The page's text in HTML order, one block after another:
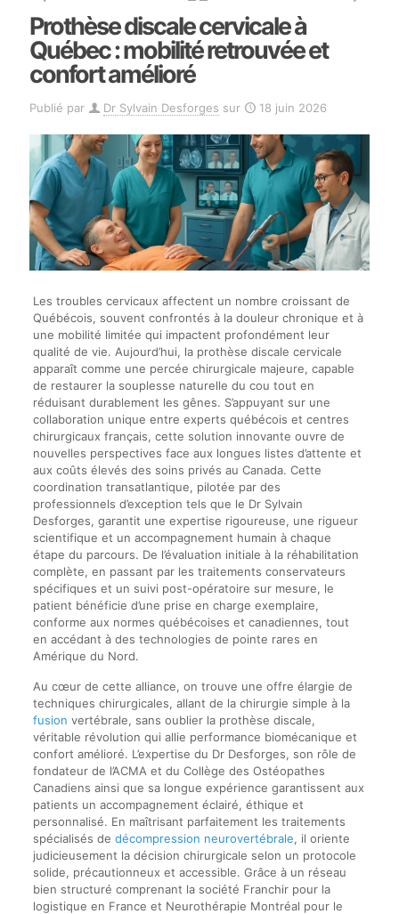
Prothèse discale cervicale à
Québec : mobilité retrouvée et
confort amélioré
Publié par Dr Sylvain Desforges sur 18 juin 2026
Les troubles cervicaux affectent un nombre croissant de
Québécois, souvent confrontés à la douleur chronique et à
une mobilité limitée qui impactent profondément leur
qualité de vie. Aujourd’hui, la prothèse discale cervicale
apparaît comme une percée chirurgicale majeure, capable
de restaurer la souplesse naturelle du cou tout en
réduisant durablement les gênes. S’appuyant sur une
collaboration unique entre experts québécois et centres
chirurgicaux français, cette solution innovante ouvre de
nouvelles perspectives face aux longues listes d’attente et
aux coûts élevés des soins privés au Canada. Cette
coordination transatlantique, pilotée par des
professionnels d’exception tels que le Dr Sylvain
Desforges, garantit une expertise rigoureuse, une rigueur
scientifique et un accompagnement humain à chaque
étape du parcours. De l’évaluation initiale à la réhabilitation
complète, en passant par les traitements conservateurs
spécifiques et un suivi post-opératoire sur mesure, le
patient bénéficie d’une prise en charge exemplaire,
conforme aux normes québécoises et canadiennes, tout
en accédant à des technologies de pointe rares en
Amérique du Nord.
Au cœur de cette alliance, on trouve une offre élargie de
techniques chirurgicales, allant de la chirurgie simple à la
fusion vertébrale, sans oublier la prothèse discale,
véritable révolution qui allie performance biomécanique et
confort amélioré. L’expertise du Dr Desforges, son rôle de
fondateur de l’ACMA et du Collège des Ostéopathes
Canadiens ainsi que sa longue expérience garantissent aux
patients un accompagnement éclairé, éthique et
personnalisé. En maîtrisant parfaitement les traitements
spécialisés de décompression neurovertébrale, il oriente
judicieusement la décision chirurgicale selon un protocole
solide, précautionneux et accessible. Grâce à un réseau
bien structuré comprenant la société Franchir pour la
logistique en France et Neurothérapie Montréal pour le